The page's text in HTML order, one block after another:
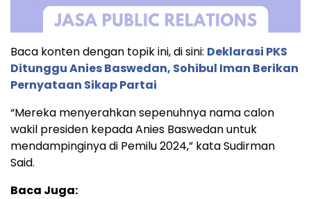
Baca konten dengan topik ini, di sini: Deklarasi PKS
Ditunggu Anies Baswedan, Sohibul Iman Berikan
Pernyataan Sikap Partai
“Mereka menyerahkan sepenuhnya nama calon
wakil presiden kepada Anies Baswedan untuk
mendampinginya di Pemilu 2024,” kata Sudirman
Said.
Baca Juga: